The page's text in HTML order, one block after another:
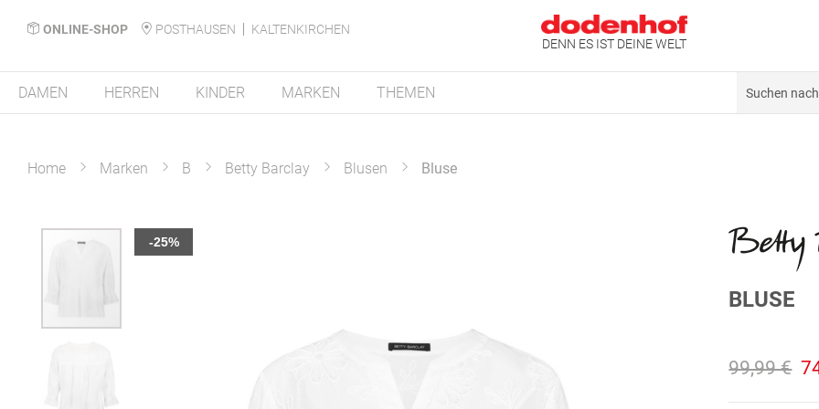
ONLINE-SHOP POSTHAUSEN
KALTENKIRCHEN
DENN ES IST DEINE WELT
DAMEN HERREN KINDER MARKEN THEMEN
Home Marken B Betty Barclay Blusen Bluse
Zum
-25%
BLUSE
99,99 €